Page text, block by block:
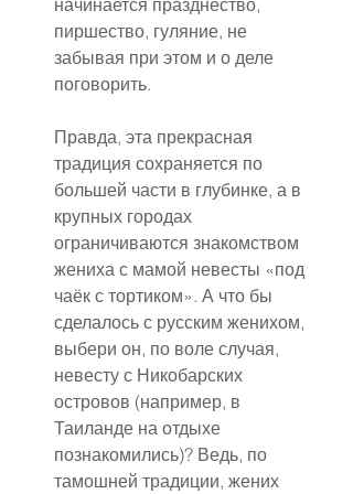
начинается празднество,
пиршество, гуляние, не
забывая при этом и о деле
поговорить.
Правда, эта прекрасная
традиция сохраняется по
большей части в глубинке, а в
крупных городах
ограничиваются знакомством
жениха с мамой невесты «под
чаёк с тортиком». А что бы
сделалось с русским женихом,
выбери он, по воле случая,
невесту с Никобарских
островов (например, в
Таиланде на отдыхе
познакомились)? Ведь, по
тамошней традиции, жених